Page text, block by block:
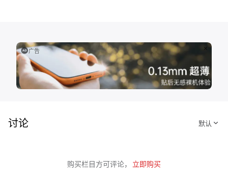
广告
讨论
购买栏目方可评论， 立即购买